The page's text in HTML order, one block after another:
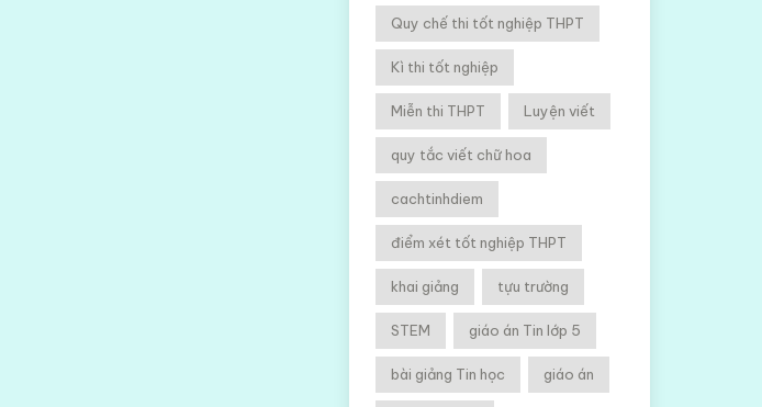
Quy chế thi tốt nghiệp THPT
Kì thi tốt nghiệp
Miễn thi THPT Luyện viết
quy tắc viết chữ hoa
cachtinhdiem
điểm xét tốt nghiệp THPT
khai giảng tựu trường
STEM giáo án Tin lớp 5
bài giảng Tin học giáo án